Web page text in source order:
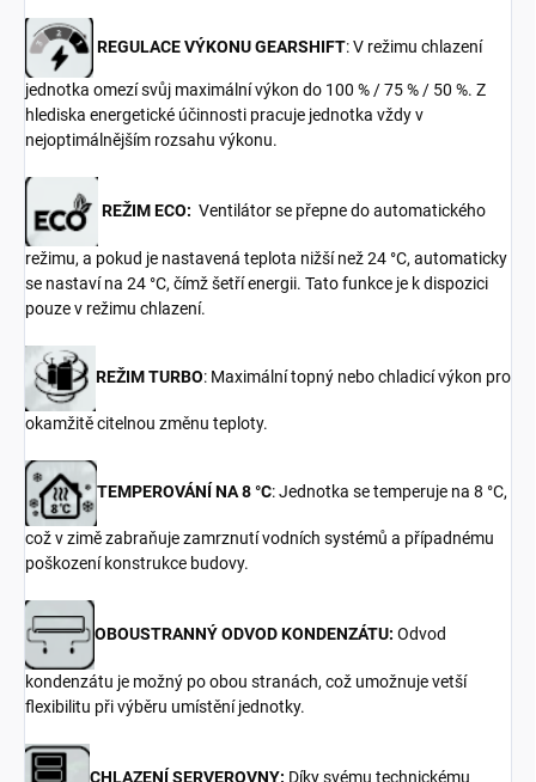
REGULACE VÝKONU GEARSHIFT: V režimu chlazení
jednotka omezí svůj maximální výkon do 100 % / 75 % / 50 %. Z
hlediska energetické účinnosti pracuje jednotka vždy v
nejoptimálnějším rozsahu výkonu.
REŽIM ECO: Ventilátor se přepne do automatického
režimu, a pokud je nastavená teplota nižší než 24 °C, automaticky
se nastaví na 24 °C, čímž šetří energii. Tato funkce je k dispozici
pouze v režimu chlazení.
REŽIM TURBO: Maximální topný nebo chladicí výkon pro
okamžitě citelnou změnu teploty.
TEMPEROVÁNÍ NA 8 °C: Jednotka se temperuje na 8 °C,
což v zimě zabraňuje zamrznutí vodních systémů a případnému
poškození konstrukce budovy.
OBOUSTRANNÝ ODVOD KONDENZÁTU: Odvod
kondenzátu je možný po obou stranách, což umožnuje vetší
flexibilitu při výběru umístění jednotky.
CHLAZENÍ SERVEROVNY: Díky svému technickému